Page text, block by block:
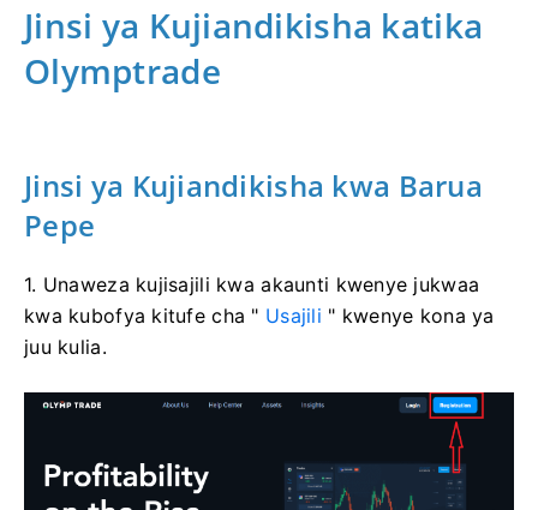
Jinsi ya Kujiandikisha katika
Olymptrade
Jinsi ya Kujiandikisha kwa Barua
Pepe
1. Unaweza kujisajili kwa akaunti kwenye jukwaa
kwa kubofya kitufe cha " Usajili " kwenye kona ya
juu kulia.